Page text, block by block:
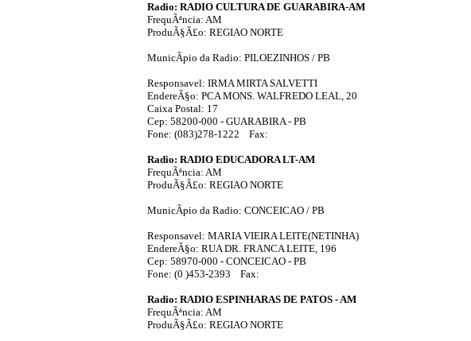
Radio: RADIO CULTURA DE GUARABIRA-AM
FrequÃªncia: AM
ProduÃ§Ã£o: REGIAO NORTE
MunicÃ­pio da Radio: PILOEZINHOS / PB
Responsavel: IRMA MIRTA SALVETTI
EndereÃ§o: PCA MONS. WALFREDO LEAL, 20
Caixa Postal: 17
Cep: 58200-000 - GUARABIRA - PB
Fone: (083)278-1222 Fax:
Radio: RADIO EDUCADORA LT-AM
FrequÃªncia: AM
ProduÃ§Ã£o: REGIAO NORTE
MunicÃ­pio da Radio: CONCEICAO / PB
Responsavel: MARIA VIEIRA LEITE(NETINHA)
EndereÃ§o: RUA DR. FRANCA LEITE, 196
Cep: 58970-000 - CONCEICAO - PB
Fone: (0 )453-2393 Fax:
Radio: RADIO ESPINHARAS DE PATOS - AM
FrequÃªncia: AM
ProduÃ§Ã£o: REGIAO NORTE